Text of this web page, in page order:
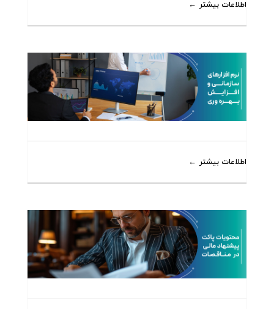
اطلاعات بیشتر
اطلاعات بیشتر